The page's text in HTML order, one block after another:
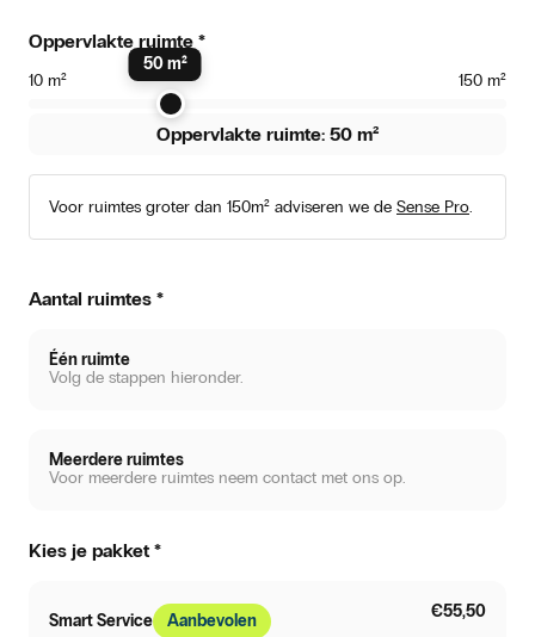
Oppervlakte ruimte *
10 m² 150 m²
50m²
Oppervlakte ruimte: 50 m²
Voor ruimtes groter dan 150m² adviseren we de Sense Pro.
Aantal ruimtes *
Één ruimte
Volg de stappen hieronder.
Meerdere ruimtes
Voor meerdere ruimtes neem contact met ons op.
Kies je pakket *
Smart Service
Aanbevolen
€55,50